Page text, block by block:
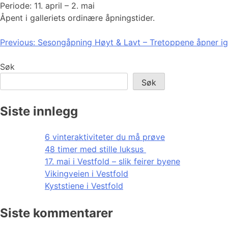
Periode: 11. april – 2. mai
Åpent i galleriets ordinære åpningstider.
Innleggsnavigasjon
Previous: Sesongåpning Høyt & Lavt – Tretoppene åpner
Søk
Søk
Siste innlegg
6 vinteraktiviteter du må prøve
48 timer med stille luksus
17. mai i Vestfold – slik feirer byene
Vikingveien i Vestfold
Kyststiene i Vestfold
Siste kommentarer